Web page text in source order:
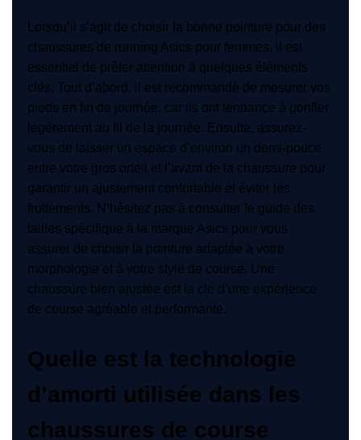
Lorsqu’il s’agit de choisir la bonne pointure pour des
chaussures de running Asics pour femmes, il est
essentiel de prêter attention à quelques éléments
clés. Tout d’abord, il est recommandé de mesurer vos
pieds en fin de journée, car ils ont tendance à gonfler
légèrement au fil de la journée. Ensuite, assurez-
vous de laisser un espace d’environ un demi-pouce
entre votre gros orteil et l’avant de la chaussure pour
garantir un ajustement confortable et éviter les
frottements. N’hésitez pas à consulter le guide des
tailles spécifique à la marque Asics pour vous
assurer de choisir la pointure adaptée à votre
morphologie et à votre style de course. Une
chaussure bien ajustée est la clé d’une expérience
de course agréable et performante.
Quelle est la technologie
d’amorti utilisée dans les
chaussures de course